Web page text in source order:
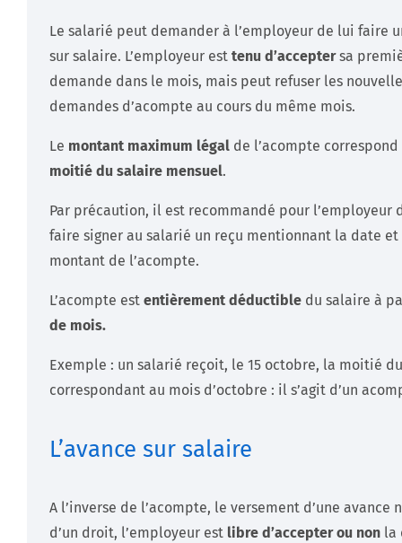
Le salarié peut demander à l’employeur de lui faire
sur salaire. L’employeur est tenu d’acceptersa
demande dans le mois, mais peut refuser les
demandes d’acompte au cours du même mois.
Le montant maximum légal de l’acompte correspond
moitié du salaire mensuel.
Par précaution, il est recommandé pour l’employeur
faire signer au salarié un reçu mentionnant la date et
montant de l’acompte.
L’acompte est entièrement déductible du salaire à
de mois.
Exemple : un salarié reçoit, le 15 octobre, la moitié
correspondant au mois d’octobre : il s’agit d’un
L’avance sur salaire
A l’inverse de l’acompte, le versement d’une avance
d’un droit, l’employeur est libre d’accepter ou non la